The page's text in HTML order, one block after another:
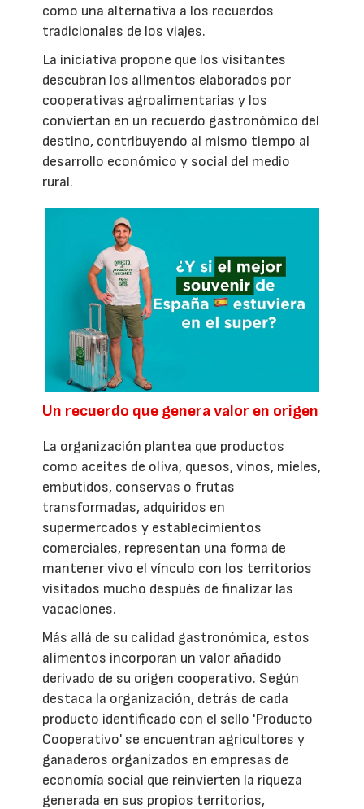
como una alternativa a los recuerdos
tradicionales de los viajes.
La iniciativa propone que los visitantes
descubran los alimentos elaborados por
cooperativas agroalimentarias y los
conviertan en un recuerdo gastronómico del
destino, contribuyendo al mismo tiempo al
desarrollo económico y social del medio
rural.
Un recuerdo que genera valor en origen
La organización plantea que productos
como aceites de oliva, quesos, vinos, mieles,
embutidos, conservas o frutas
transformadas, adquiridos en
supermercados y establecimientos
comerciales, representan una forma de
mantener vivo el vínculo con los territorios
visitados mucho después de finalizar las
vacaciones.
Más allá de su calidad gastronómica, estos
alimentos incorporan un valor añadido
derivado de su origen cooperativo. Según
destaca la organización, detrás de cada
producto identificado con el sello 'Producto
Cooperativo' se encuentran agricultores y
ganaderos organizados en empresas de
economía social que reinvierten la riqueza
generada en sus propios territorios,